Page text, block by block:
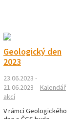
Geologický den
2023
23.06.2023 -
21.06.2023
Kalendář
akcí
V rámci Geologického